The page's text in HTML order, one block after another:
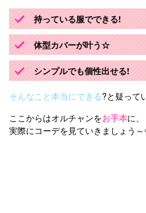
持っている服でできる!
体型カバーが叶う☆
シンプルでも個性出せる!
そんなこと本当にできる?と疑って
ここからはオルチャンをお手本に、
実際にコーデを見ていきましょう